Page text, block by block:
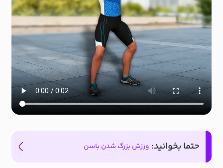
حتما بخوانید: ورزش بزرگ شدن باسن